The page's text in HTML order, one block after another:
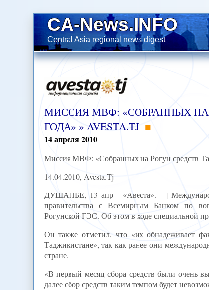
CA-News.INFO
Central Asia regional news digest
МИССИЯ МВФ: «СОБРАННЫХ НА
ГОДА» » AVESTA.TJ
14апреля2010
Миссия МВФ: «Собранных на Рогун средств
14.04.2010, Avesta.Tj
ДУШАНБЕ, 13 апр - «Авеста». - |
правительства с Всемирным Банком по
Рогунской ГЭС. Об этом в ходе специальной
Он также отметил, что «их обнадеживает
Таджикистане», так как ранее они
стране.
«В первый месяц сбора средств были очень
далее сбор средств таким темпом будет